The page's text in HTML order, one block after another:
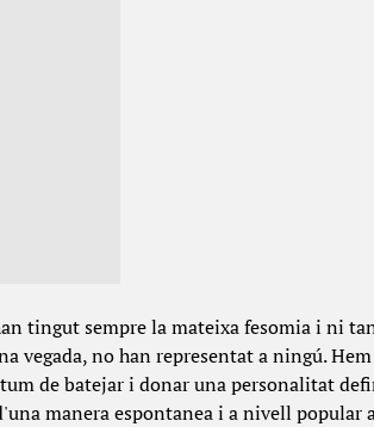
tingut sempre la mateixa fesomia i ni
vegada, no han representat a ningú.
de batejar i donar una personalitat
manera espontanea i a nivell popular